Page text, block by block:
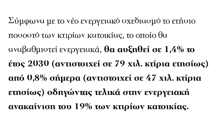
Σύμφωνα με το νέο ενεργειακό σχεδιασμό το ετήσιο
ποσοστό των κτιρίων κατοικίας, το οποίο θα
αναβαθμιστεί ενεργειακά, θα αυξηθεί σε 1,4% το
έτος 2030 (αντιστοιχεί σε 79 χιλ. κτίρια ετησίως)
από 0,8% σήμερα (αντιστοιχεί σε 47 χιλ. κτίρια
ετησίως) οδηγώντας τελικά στην ενεργειακή
ανακαίνιση του 19% των κτιρίων κατοικίας.